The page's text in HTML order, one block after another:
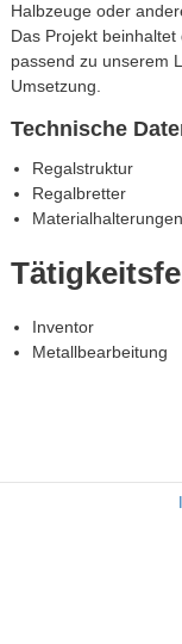
Halbzeuge oder
Das Projekt
passend zu unserem
Umsetzung.
Technische
Regalstruktur
Regalbretter
Materialhalterungen
Inventor
Metallbearbeitung